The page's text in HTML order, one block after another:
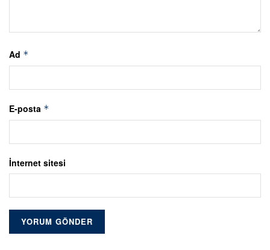
Ad *
E-posta *
İnternet sitesi